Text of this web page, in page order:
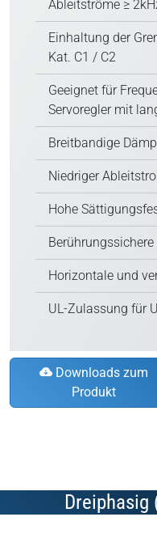
Ableitströme ≥
Einhaltung der
Kat. C1 / C2
Geeignet für
Servoregler mit
Breitbandige
Niedriger
Hohe
Horizontale und
UL-Zulassung für
Downloads zum
Produkt